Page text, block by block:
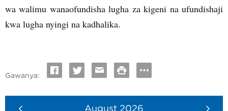
wa walimu wanaofundisha lugha za kigeni na ufundishaji
kwa lugha nyingi na kadhalika.
Gawanya:
August 2026